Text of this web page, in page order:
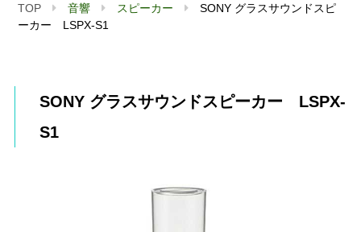
TOP 音響 スピーカー
SONY グラスサウンドスピ
ーカー LSPX-S1
SONY グラスサウンドスピーカー LSPX-
S1